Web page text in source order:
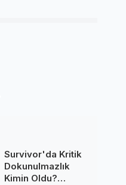
Survivor'da Kritik
Dokunulmazlık
Kimin Oldu?